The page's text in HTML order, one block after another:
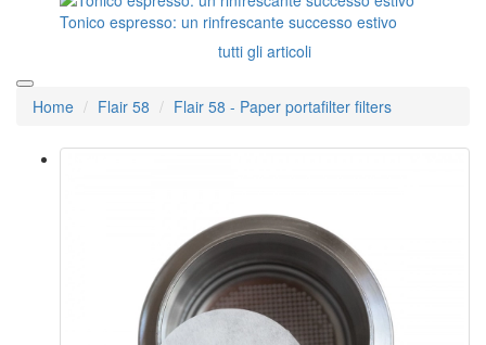
Tonico espresso: un rinfrescante successo estivo
tutti gli articoli
Home Flair 58 Flair 58 - Paper portafilter filters